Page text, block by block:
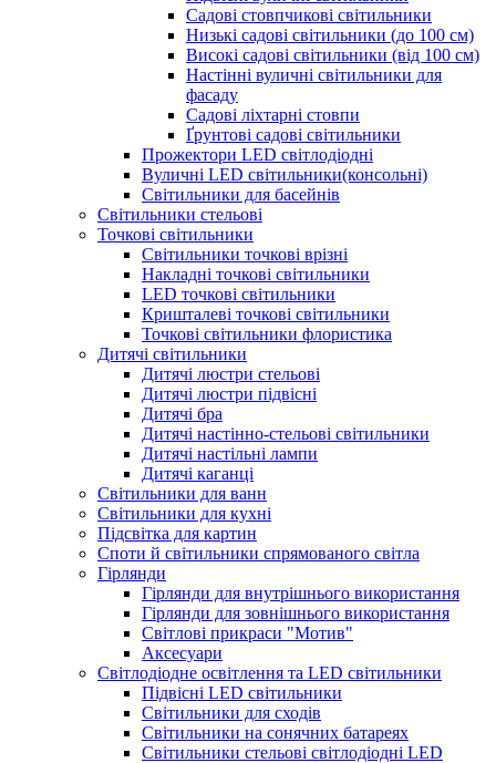
Садові стовпчикові світильники
Низькі садові світильники (до 100 см)
Високі садові світильники (від 100 см)
Настінні вуличні світильники для
фасаду
Садові ліхтарні стовпи
Ґрунтові садові світильники
Прожектори LED світлодіодні
Вуличні LED світильники(консольні)
Світильники для басейнів
Світильники стельові
Точкові світильники
Світильники точкові врізні
Накладні точкові світильники
LED точкові світильники
Кришталеві точкові світильники
Точкові світильники флористика
Дитячі світильники
Дитячі люстри стельові
Дитячі люстри підвісні
Дитячі бра
Дитячі настінно-стельові світильники
Дитячі настільні лампи
Дитячі каганці
Світильники для ванн
Світильники для кухні
Підсвітка для картин
Споти й світильники спрямованого світла
Гірлянди
Гірлянди для внутрішнього використання
Гірлянди для зовнішнього використання
Світлові прикраси "Мотив"
Аксесуари
Світлодіодне освітлення та LED світильники
Підвісні LED світильники
Світильники для сходів
Світильники на сонячних батареях
Світильники стельові світлодіодні LED